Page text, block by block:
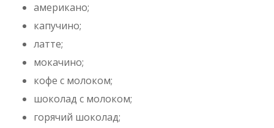
американо;
капучино;
латте;
мокачино;
кофе с молоком;
шоколад с молоком;
горячий шоколад;